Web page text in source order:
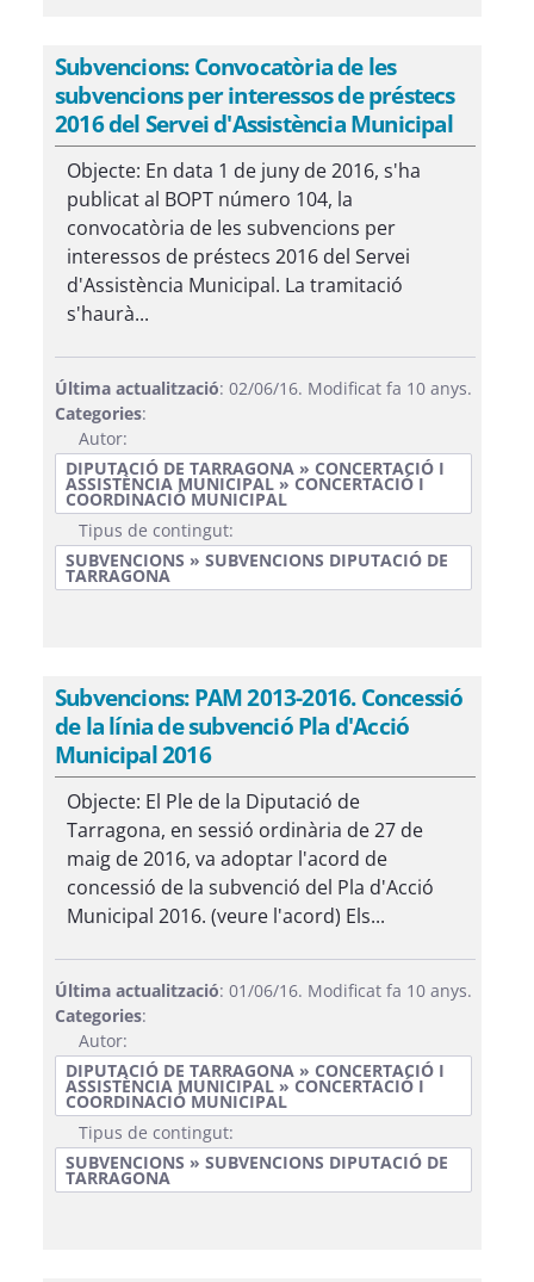
Subvencions: Convocatòria de les
subvencions per interessos de préstecs
2016 del Servei d'Assistència Municipal
Objecte: En data 1 de juny de 2016, s'ha
publicat al BOPT número 104, la
convocatòria de les subvencions per
interessos de préstecs 2016 del Servei
d'Assistència Municipal. La tramitació
s'haurà...
Última actualització: 02/06/16. Modificat fa 10 anys.
Categories:
Autor:
DIPUTACIÓ DE TARRAGONA » CONCERTACIÓ I
ASSISTÈNCIA MUNICIPAL » CONCERTACIÓ I
COORDINACIÓ MUNICIPAL
Tipus de contingut:
SUBVENCIONS » SUBVENCIONS DIPUTACIÓ DE
TARRAGONA
Subvencions: PAM 2013-2016. Concessió
de la línia de subvenció Pla d'Acció
Municipal 2016
Objecte: El Ple de la Diputació de
Tarragona, en sessió ordinària de 27 de
maig de 2016, va adoptar l'acord de
concessió de la subvenció del Pla d'Acció
Municipal 2016. (veure l'acord) Els...
Última actualització: 01/06/16. Modificat fa 10 anys.
Categories:
Autor:
DIPUTACIÓ DE TARRAGONA » CONCERTACIÓ I
ASSISTÈNCIA MUNICIPAL » CONCERTACIÓ I
COORDINACIÓ MUNICIPAL
Tipus de contingut:
SUBVENCIONS » SUBVENCIONS DIPUTACIÓ DE
TARRAGONA